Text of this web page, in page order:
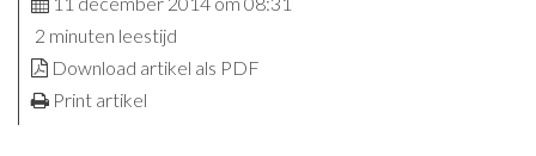
2 minuten leestijd
Download artikel als PDF
Print artikel